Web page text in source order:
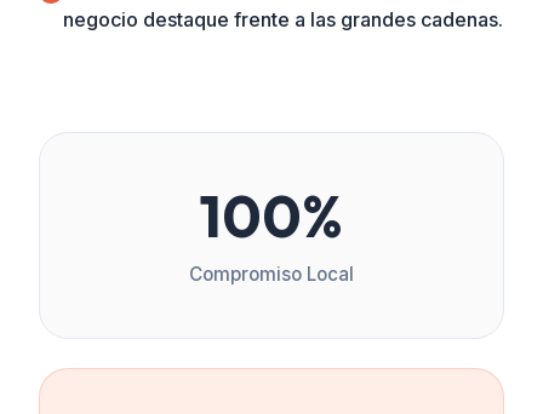
negocio destaque frente a las grandes cadenas.
100%
Compromiso Local